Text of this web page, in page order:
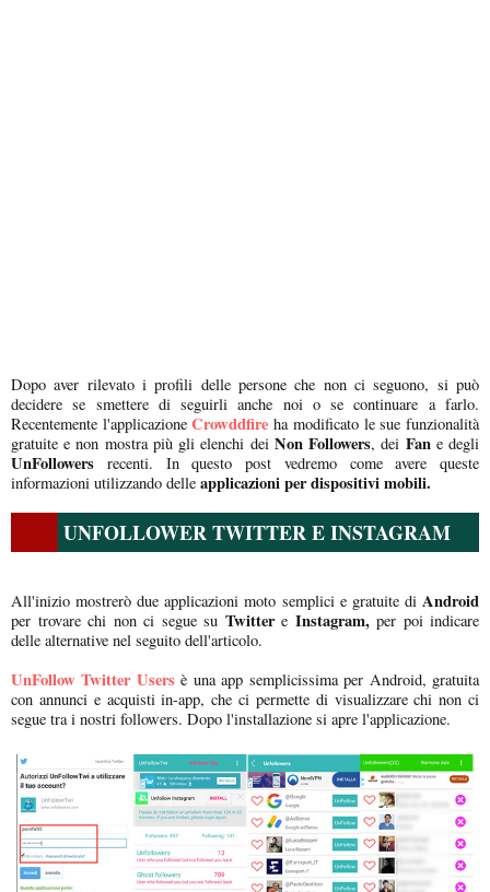
Dopo aver rilevato i profili delle persone che non ci seguono, si può
decidere se smettere di seguirli anche noi o se continuare a farlo.
Recentemente l'applicazione Crowddfire ha modificato le sue funzionalità
gratuite e non mostra più gli elenchi deiNon Followers, dei Fan e degli
UnFollowers recenti. In questo post vedremo come avere queste
informazioni utilizzando delle applicazioni per dispositivi mobili.
UNFOLLOWER TWITTER E INSTAGRAM
All'inizio mostrerò due applicazioni moto semplici e gratuite di Android
per trovare chi non ci segue su Twitter e Instagram,per poi indicare
delle alternative nel seguito dell'articolo.
UnFollow Twitter Usersè una app semplicissima per Android, gratuita
con annunci e acquisti in-app, che ci permette di visualizzare chi non ci
segue tra i nostri followers. Dopo l'installazione si apre l'applicazione.